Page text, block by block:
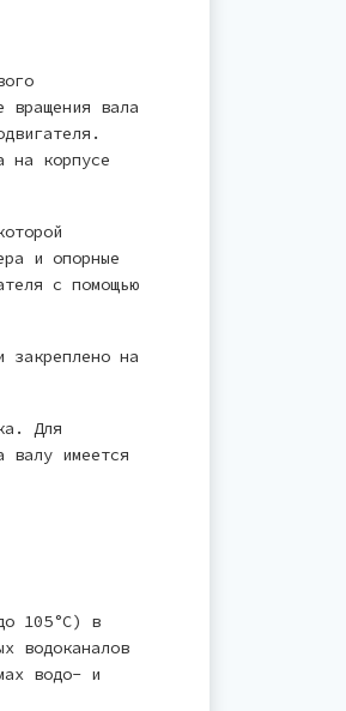
вращения вала
на корпусе
и опорные
с помощью
закреплено на
Для
валу имеется
105°С) в
водоканалов
водо- и